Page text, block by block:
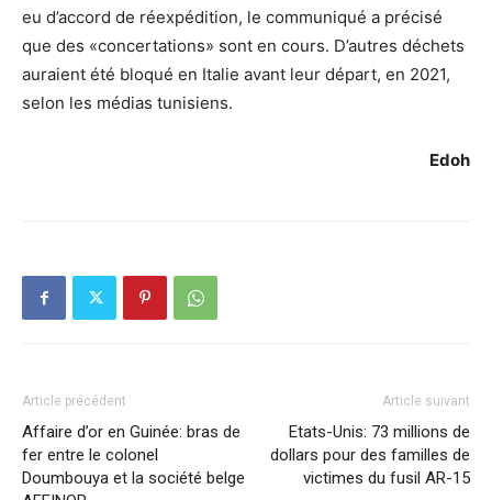
eu d’accord de réexpédition, le communiqué a précisé
que des «concertations» sont en cours. D’autres déchets
auraient été bloqué en Italie avant leur départ, en 2021,
selon les médias tunisiens.
Edoh
Article précédent
Affaire d’or en Guinée: bras de
fer entre le colonel
Doumbouya et la société belge
Article suivant
Etats-Unis: 73 millions de
dollars pour des familles de
victimes du fusil AR-15